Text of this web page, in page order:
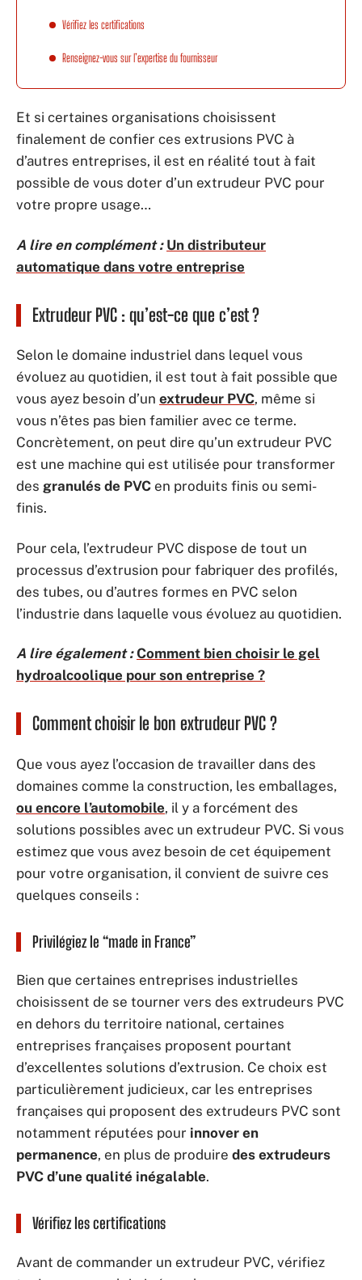
Vérifiez les certifications
Renseignez-vous sur l’expertise du fournisseur
Et si certaines organisations choisissent
finalement de confier ces extrusions PVC à
d’autres entreprises, il est en réalité tout à fait
possible de vous doter d’un extrudeur PVC pour
votre propre usage…
A lire en complément : Un distributeur
automatique dans votre entreprise
Extrudeur PVC : qu’est-ce que c’est ?
Selon le domaine industriel dans lequel vous
évoluez au quotidien, il est tout à fait possible que
vous ayez besoin d’un extrudeur PVC, même si
vous n’êtes pas bien familier avec ce terme.
Concrètement, on peut dire qu’un extrudeur PVC
est une machine qui est utilisée pour transformer
des granulés de PVC en produits finis ou semi-
finis.
Pour cela, l’extrudeur PVC dispose de tout un
processus d’extrusion pour fabriquer des profilés,
des tubes, ou d’autres formes en PVC selon
l’industrie dans laquelle vous évoluez au quotidien.
A lire également : Comment bien choisir le gel
hydroalcoolique pour son entreprise ?
Comment choisir le bon extrudeur PVC ?
Que vous ayez l’occasion de travailler dans des
domaines comme la construction, les emballages,
ou encore l’automobile, il y a forcément des
solutions possibles avec un extrudeur PVC. Si vous
estimez que vous avez besoin de cet équipement
pour votre organisation, il convient de suivre ces
quelques conseils :
Privilégiez le “made in France”
Bien que certaines entreprises industrielles
choisissent de se tourner vers des extrudeurs PVC
en dehors du territoire national, certaines
entreprises françaises proposent pourtant
d’excellentes solutions d’extrusion. Ce choix est
particulièrement judicieux, car les entreprises
françaises qui proposent des extrudeurs PVC sont
notamment réputées pour innover en
permanence, en plus de produire des extrudeurs
PVC d’une qualité inégalable.
Vérifiez les certifications
Avant de commander un extrudeur PVC, vérifiez